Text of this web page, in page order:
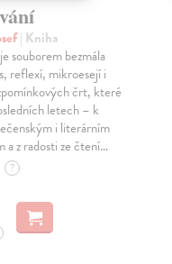
| Kniha
souborem bezmála
reflexí, mikroesejí i
črt, které
letech – k
i literárním
a z radosti ze čtení…
?